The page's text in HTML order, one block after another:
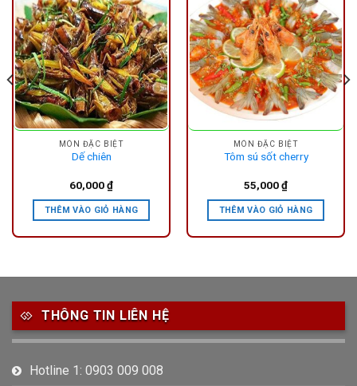
MÓN ĐẶC BIỆT
Dế chiên
60,000₫
THÊM VÀO GIỎ HÀNG
MÓN ĐẶC BIỆT
Tôm sú sốt cherry
55,000₫
THÊM VÀO GIỎ HÀNG
THÔNG TIN LIÊN HỆ
Hotline 1: 0903 009 008